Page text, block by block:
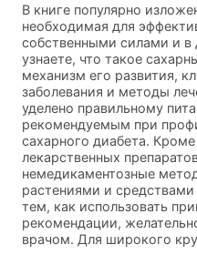
В книге популярно
необходимая для
собственными силами и
узнаете, что такое
механизм его развития,
заболевания и методы
уделено правильному
рекомендуемым при
сахарного диабета.
лекарственных
немедикаментозные
растениями и
тем, как использовать
рекомендации,
врачом. Для широкого